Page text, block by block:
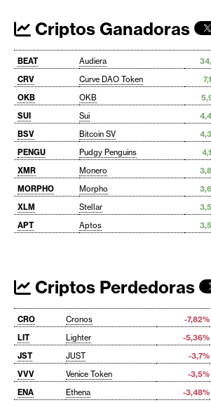
Criptos Ganadoras
BEAT Audiera
CRV
Curve DAO Token
OKB
OKB
SUI
Sui
BSV
Bitcoin SV
PENGU
Pudgy Penguins
XMR
Monero
MORPHO
Morpho
XLM
Stellar
APT
Aptos
Criptos Perdedoras
CRO Cronos -7,82%
LIT
Lighter -5,36%
JST
JUST -3,7%
VVV
Venice Token -3,5%
ENA
Ethena -3,48%